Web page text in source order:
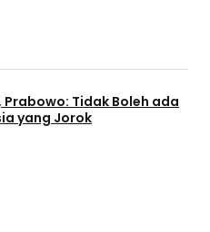
Prabowo: Tidak Boleh ada
yang Jorok